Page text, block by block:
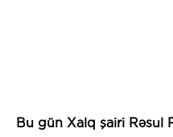
Bu gün Xalq şairi Rəsul